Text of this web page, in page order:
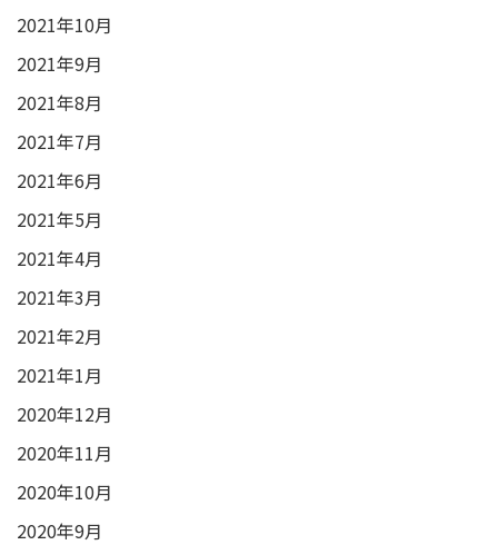
2021年10月
2021年9月
2021年8月
2021年7月
2021年6月
2021年5月
2021年4月
2021年3月
2021年2月
2021年1月
2020年12月
2020年11月
2020年10月
2020年9月